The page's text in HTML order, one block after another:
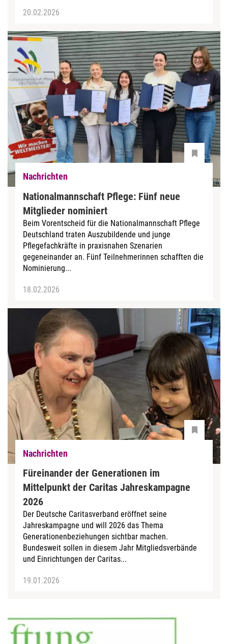
20.02.2026
Nachrichten
Nationalmannschaft Pflege: Fünf neue
Mitglieder nominiert
Beim Vorentscheid für die Nationalmannschaft Pflege
Deutschland traten Auszubildende und junge
Pflegefachkräfte in praxisnahen Szenarien
gegeneinander an. Fünf Teilnehmerinnen schafften die
Nominierung...
18.02.2026
Nachrichten
Füreinander der Generationen im
Mittelpunkt der Caritas Jahreskampagne
2026
Der Deutsche Caritasverband eröffnet seine
Jahreskampagne und will 2026 das Thema
Generationenbeziehungen sichtbar machen.
Bundesweit sollen in diesem Jahr Mitgliedsverbände
und Einrichtungen der Caritas...
19.01.2026